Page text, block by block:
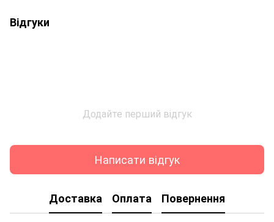
Відгуки
Додайте перший відгук
Написати відгук
Доставка Оплата Повернення